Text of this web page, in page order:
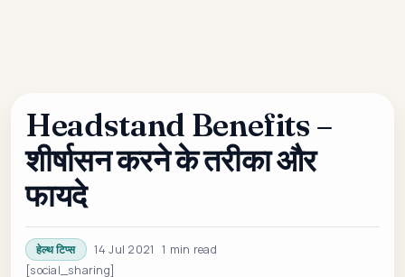
Headstand Benefits –
शीर्षासन करने के तरीका और
फायदे
हेल्थ टिप्स 14 Jul 2021
1 min read
[social_sharing]